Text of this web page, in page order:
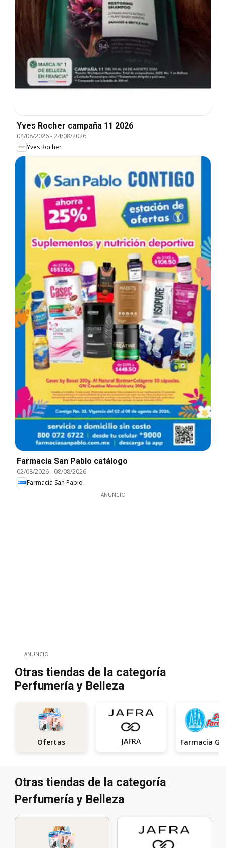
Yves Rocher campaña 11 2026
04/08/2026-24/08/2026
Yves Rocher
Farmacia San Pablo catálogo
02/08/2026- 08/08/2026
Farmacia San Pablo
ANUNCIO
ANUNCIO
Otras tiendas de la categoría
Perfumería y Belleza
Ofertas JAFRA
Otras tiendas de la categoría
Perfumería y Belleza